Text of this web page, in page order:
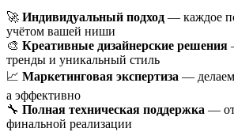
🚀 Индивидуальный подход — каждое
учётом вашей ниши
🎨 Креативные дизайнерские решения
тренды и уникальный стиль
📈 Маркетинговая экспертиза — делаем
а эффективно
🔧 Полная техническая поддержка —
финальной реализации